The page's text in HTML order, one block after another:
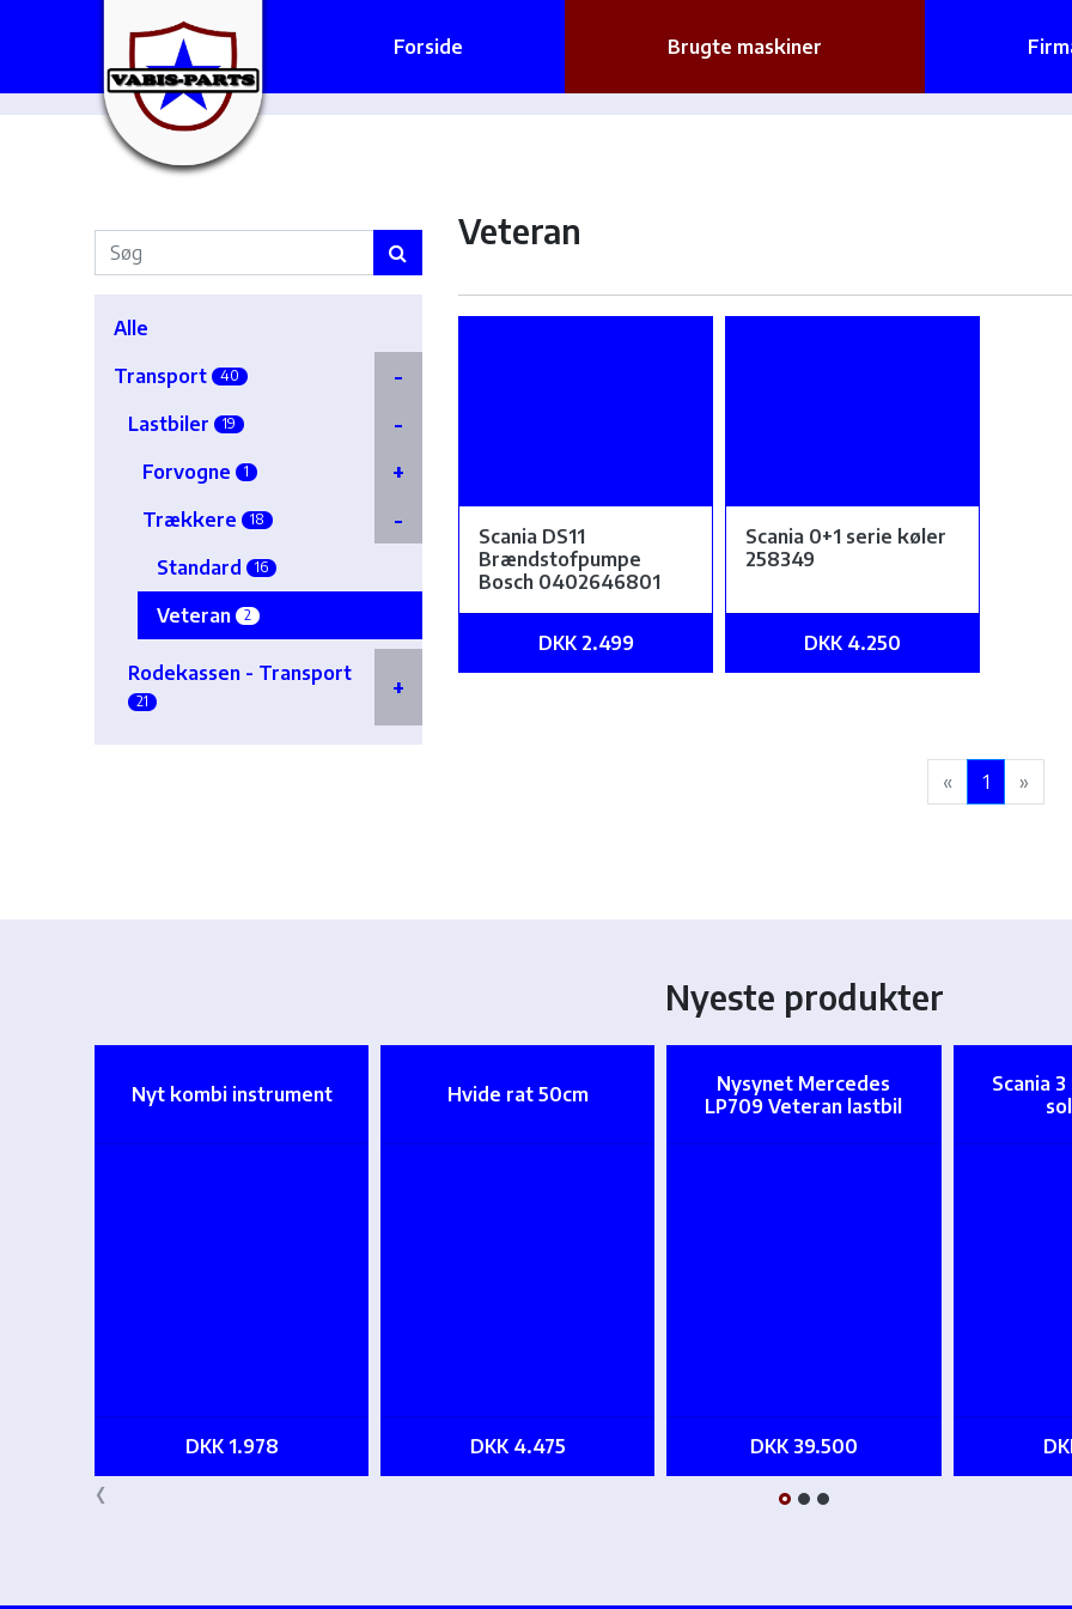
Forside Brugte maskiner
Alle
Transport
40
Lastbiler 19
Forvogne 1
Trækkere 18
Standard 16
Veteran 2
Rodekassen - Transport
21
Veteran
Scania DS11
Brændstofpumpe
Bosch 0402646801
DKK 2.499
Scania 0+1 serie køler
258349
DKK 4.250
« 1 »
Nyeste produkter
Nyt kombi instrument
DKK 1.978
Hvide rat 50cm
DKK 4.475
Nysynet Mercedes
LP709 Veteran lastbil
DKK 39.500
Scania
‹